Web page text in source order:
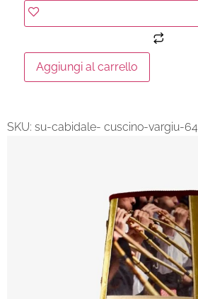
Aggiungi al carrello
SKU: su-cabidale- cuscino-vargiu-64